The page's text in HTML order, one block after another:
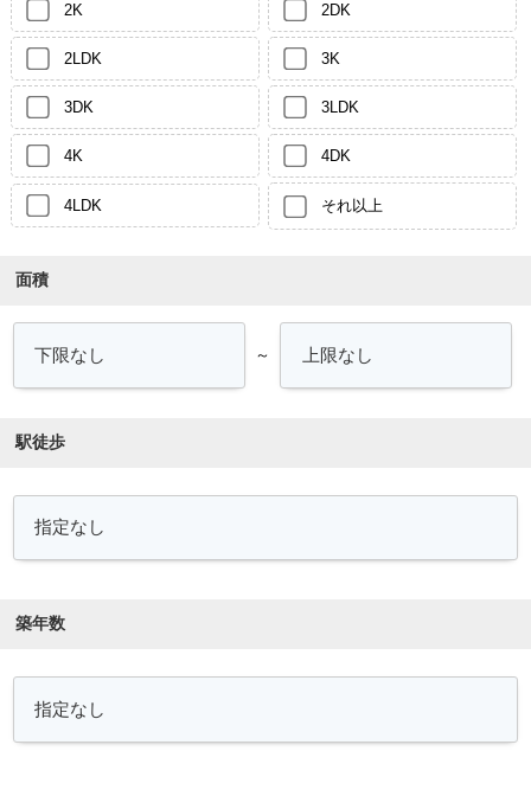
2K 2DK
2LDK 3K
3DK 3LDK
4K 4DK
4LDK それ以上
面積
～
駅徒歩
築年数